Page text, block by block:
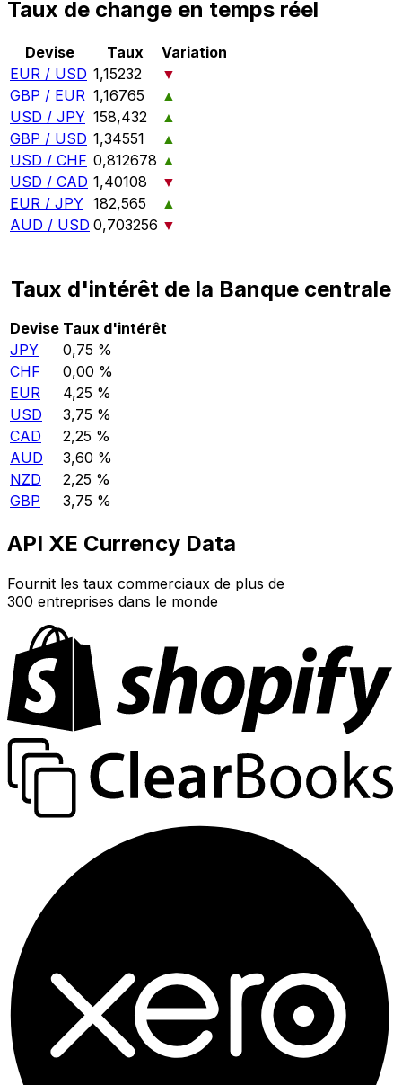
Taux de change en temps réel
Devise Taux
Variation
EUR / USD 1,15232
▼
GBP / EUR 1,16765
▲
USD / JPY 158,432
▲
GBP / USD 1,34551
▲
USD / CHF 0,812678 ▲
USD / CAD 1,40108
▼
EUR / JPY 182,565
▲
AUD / USD 0,703256 ▼
Taux d'intérêt de la Banque centrale
Devise Taux d'intérêt
JPY
0,75 %
CHF
0,00 %
EUR
4,25 %
USD
3,75 %
CAD
2,25 %
AUD
3,60 %
NZD
2,25 %
GBP
3,75 %
API XE Currency Data
Fournit les taux commerciaux de plus de
300 entreprises dans le monde